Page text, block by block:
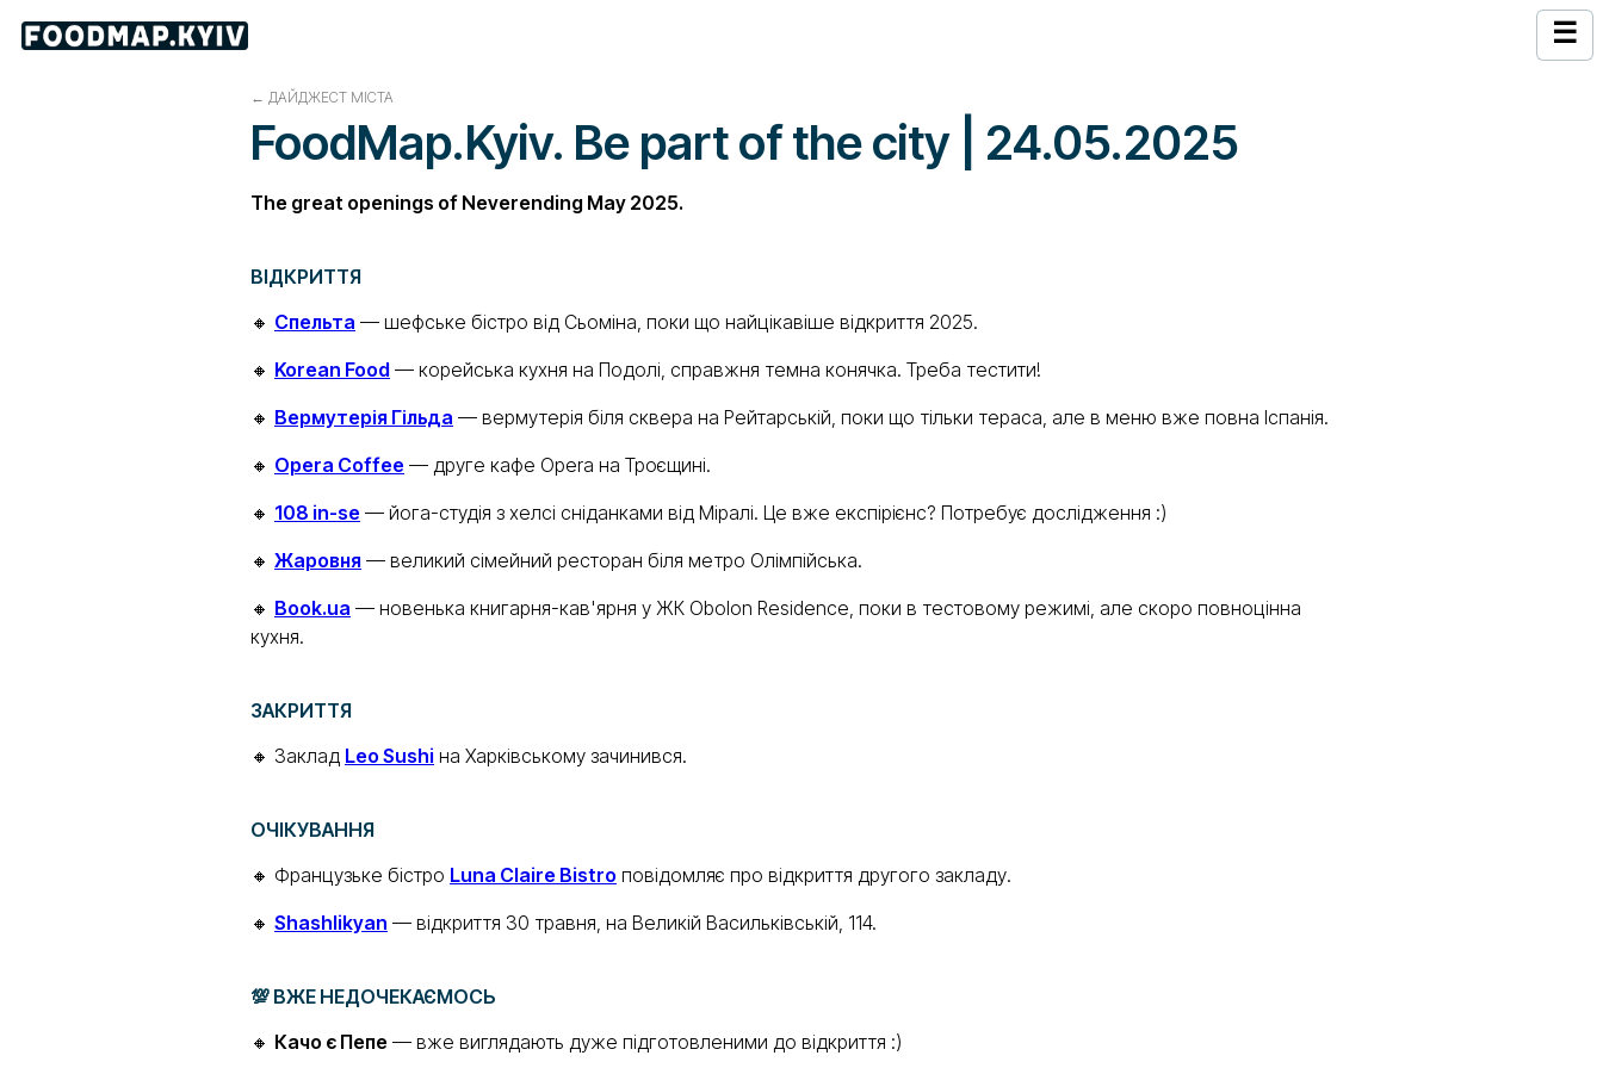
☰
← ДАЙДЖЕСТ МІСТА
FoodMap.Kyiv. Be part of the city | 24.05.2025
The great openings of Neverending May 2025.
ВІДКРИТТЯ
🔸 Спельта — шефське бістро від Сьоміна, поки що найцікавіше відкриття 2025.
🔸 Korean Food — корейська кухня на Подолі, справжня темна конячка. Треба тестити!
🔸 Вермутерія Гільда — вермутерія біля сквера на Рейтарській, поки що тільки тераса, але в меню вже повна Іспанія.
🔸 Opera Coffee — друге кафе Opera на Троєщині.
🔸 108 in-se — йога-студія з хелсі сніданками від Міралі. Це вже експірієнс? Потребує дослідження :)
🔸 Жаровня — великий сімейний ресторан біля метро Олімпійська.
🔸 Book.ua — новенька книгарня-кав'ярня у ЖК Obolon Residence, поки в тестовому режимі, але скоро повноцінна
кухня.
ЗАКРИТТЯ
🔸 Заклад Leo Sushi на Харківському зачинився.
ОЧІКУВАННЯ
🔸 Французьке бістро Luna Claire Bistro повідомляє про відкриття другого закладу.
🔸 Shashlikyan — відкриття 30 травня, на Великій Васильківській, 114.
💯 ВЖЕ НЕДОЧЕКАЄМОСЬ
🔸 Качо є Пепе — вже виглядають дуже підготовленими до відкриття :)